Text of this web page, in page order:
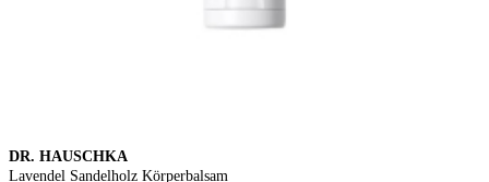
DR. HAUSCHKA
Lavendel Sandelholz Körperbalsam